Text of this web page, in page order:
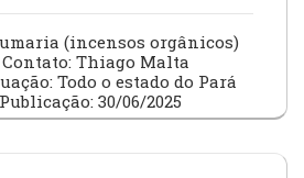
(incensos orgânicos)
Contato: Thiago Malta
Todo o estado do Pará
30/06/2025